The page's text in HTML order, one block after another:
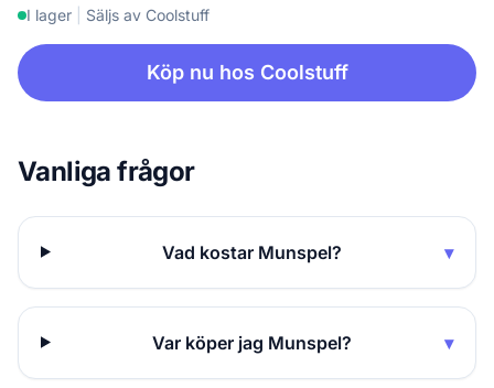
I lager Säljs av Coolstuff
Köp nu hos Coolstuff
Vanliga frågor
Vad kostar Munspel? ▾
Var köper jag Munspel? ▾